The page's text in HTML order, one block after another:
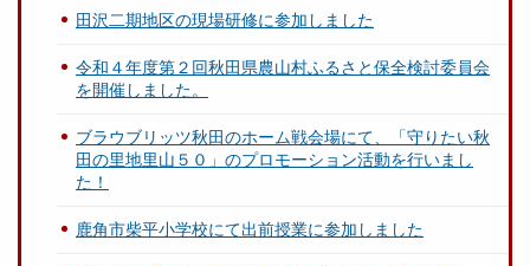
田沢二期地区の現場研修に参加しました
令和４年度第２回秋田県農山村ふるさと保全検討委員会
を開催しました。
ブラウブリッツ秋田のホーム戦会場にて、「守りたい秋
田の里地里山５０」のプロモーション活動を行いまし
た！
鹿角市柴平小学校にて出前授業に参加しました